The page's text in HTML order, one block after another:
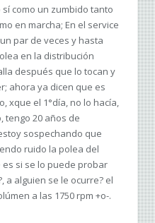
como un zumbido tanto
en marcha; En el service
par de veces y hasta
en la distribución
después que lo tocan y
ahora ya dicen que es
xque el 1°día, no lo hacía,
tengo 20 años de
sospechando que
ruido la polea del
es si se lo puede probar
a alguien se le ocurre? el
a las 1750 rpm +o-.